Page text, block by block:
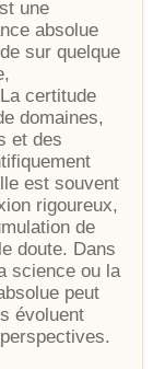
une
absolue
sur quelque
certitude
domaines,
et des
est souvent
rigoureux,
de
doute. Dans
science ou la
peut
évoluent